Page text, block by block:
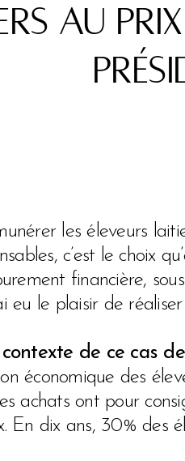
au prix
les éleveurs
c’est le choix
financière,
eu le plaisir de
de ce cas
économique des
achats ont pour
En dix ans, 30% des